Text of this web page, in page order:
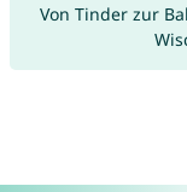
Von Tinder zur